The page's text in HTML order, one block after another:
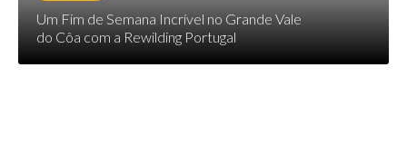
Um Fim de Semana Incrível no Grande Vale
do Côa com a Rewilding Portugal